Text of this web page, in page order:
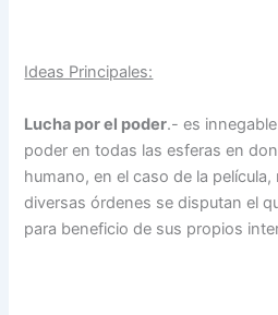
Ideas Principales:
Lucha por el poder.- es
poder en todas las esferas en
humano, en el caso de la
diversas órdenes se disputan el
para beneficio de sus propios